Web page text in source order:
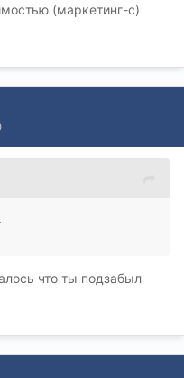
(маркетинг-с)
что ты подзабыл